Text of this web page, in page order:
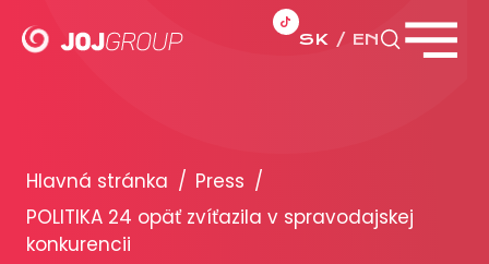
SK EN
Brandy
Produkty
Hlavná stránka / Press /
POLITIKA 24 opäť zvíťazila v spravodajskej
konkurencii